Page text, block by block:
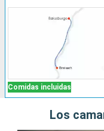
Comidas incluidas
Los